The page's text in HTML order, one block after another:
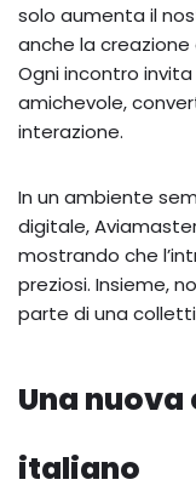
solo aumenta il
anche la creazione
Ogni incontro
amichevole,
interazione.
In un ambiente
digitale,
mostrando che
preziosi. Insieme,
parte di una
Una
italiano